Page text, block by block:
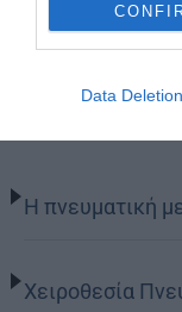
Data Deletion
Τελευταία
Η πνευματική
Χειροθεσία